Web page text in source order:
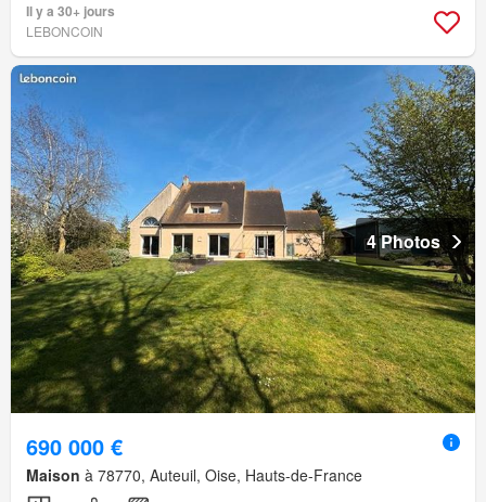
Il y a 30+ jours
LEBONCOIN
4 Photos
690 000 €
Maison à 78770, Auteuil, Oise, Hauts-de-France